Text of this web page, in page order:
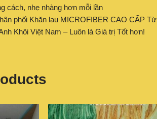
cách, nhẹ nhàng hơn mỗi lần
phối Khăn lau MICROFIBER CAO CẤP Từ
Khôi Việt Nam – Luôn là Giá trị Tốt hơn!